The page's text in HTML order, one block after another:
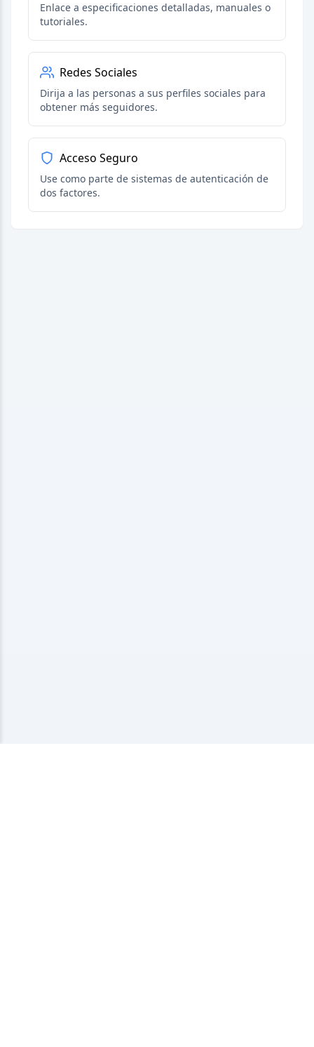
Enlace a especificaciones detalladas, manuales o
tutoriales.
Redes Sociales
Dirija a las personas a sus perfiles sociales para
obtener más seguidores.
Acceso Seguro
Use como parte de sistemas de autenticación de
dos factores.